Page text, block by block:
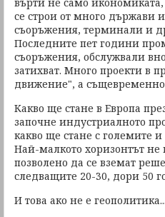
се строи от много държави
съоръжения, терминали и
Последните пет години
съоръжения, обслужвали
затихват. Много проекти в
движение", а същевременно
Какво ще стане в Европа
започне индустриалното
какво ще стане с големите
Най-малкото хоризонтът не
позволено да се вземат
следващите 20-30, дори 50
И това ако не е геополитика...